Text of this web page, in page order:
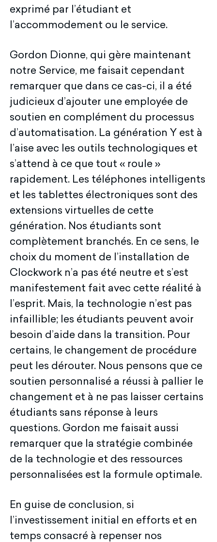
exprimé par l’étudiant et
l’accommodement ou le service.
Gordon Dionne, qui gère maintenant
notre Service, me faisait cependant
remarquer que dans ce cas-ci, il a été
judicieux d’ajouter une employée de
soutien en complément du processus
d’automatisation. La génération Y est à
l’aise avec les outils technologiques et
s’attend à ce que tout « roule »
rapidement. Les téléphones intelligents
et les tablettes électroniques sont des
extensions virtuelles de cette
génération. Nos étudiants sont
complètement branchés. En ce sens, le
choix du moment de l’installation de
Clockwork n’a pas été neutre et s’est
manifestement fait avec cette réalité à
l’esprit. Mais, la technologie n’est pas
infaillible; les étudiants peuvent avoir
besoin d’aide dans la transition. Pour
certains, le changement de procédure
peut les dérouter. Nous pensons que ce
soutien personnalisé a réussi à pallier le
changement et à ne pas laisser certains
étudiants sans réponse à leurs
questions. Gordon me faisait aussi
remarquer que la stratégie combinée
de la technologie et des ressources
personnalisées est la formule optimale.
En guise de conclusion, si
l’investissement initial en efforts et en
temps consacré à repenser nos